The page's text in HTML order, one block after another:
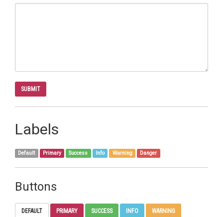
Labels
Default Primary Success Info Warning Danger
Buttons
DEFAULT PRIMARY SUCCESS INFO WARNING